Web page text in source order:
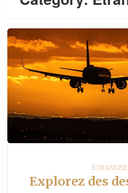
ETRANGER
Explorez des